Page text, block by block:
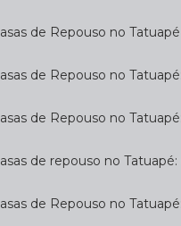
Casas de Repouso no
Casas de Repouso no
Casas de Repouso no
Casas de repouso no
Casas de Repouso no